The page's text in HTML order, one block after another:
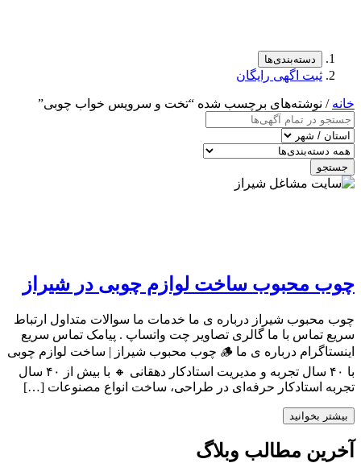
دسته‌بندی‌ها
ثبت اگهی رایگان
خانه / نوشته‌های برچسب شده “تخت و سرویس خواب چوبی”
جستجو
چوب محبوب ساخت لوازم چوبی در شیراز
چوب محبوب شیراز درباره ی ما خدمات ما سوالات متداول ارتباط
سریع تماس با ما گالری تصاویر چت واتساپ . پیامک تماس سریع
اینستاگرام درباره ی ما 🪵 چوب محبوب شیراز | ساخت لوازم چوبی
با ۴۰ سال تجربه و مدیریت استادکار دهقانی 🔸 با بیش از ۴۰ سال
تجربه استادکار حرفه‌ای در طراحی، ساخت انواع مصنوعات […]
بیشتر بخوانید
آخرین مطالب وبلاگ